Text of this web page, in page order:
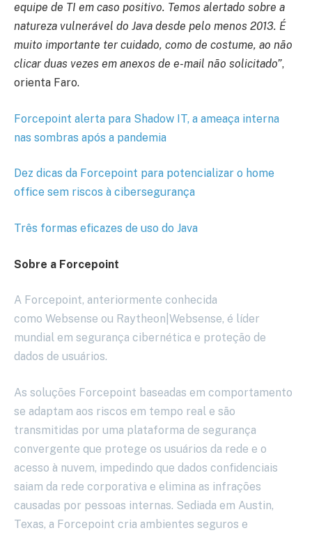
equipe de TI em caso positivo. Temos alertado sobre a
natureza vulnerável do Java desde pelo menos 2013. É
muito importante ter cuidado, como de costume, ao não
clicar duas vezes em anexos de e-mail não solicitado”,
orienta Faro.
Forcepoint alerta para Shadow IT, a ameaça interna
nas sombras após a pandemia
Dez dicas da Forcepoint para potencializar o home
office sem riscos à cibersegurança
Três formas eficazes de uso do Java
Sobre a Forcepoint
A Forcepoint, anteriormente conhecida
como Websense ou Raytheon|Websense, é líder
mundial em segurança cibernética e proteção de
dados de usuários.
As soluções Forcepoint baseadas em comportamento
se adaptam aos riscos em tempo real e são
transmitidas por uma plataforma de segurança
convergente que protege os usuários da rede e o
acesso à nuvem, impedindo que dados confidenciais
saiam da rede corporativa e elimina as infrações
causadas por pessoas internas. Sediada em Austin,
Texas, a Forcepoint cria ambientes seguros e